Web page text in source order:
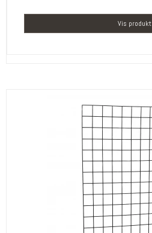
Vis produkt